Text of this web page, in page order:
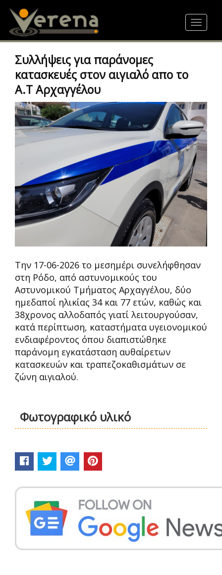
content
Toggle
Συλλήψεις για παράνομες
κατασκευές στον αιγιαλό απο το
Α.Τ Αρχαγγέλου
Την 17-06-2026 το μεσημέρι συνελήφθησαν
στη Ρόδο, από αστυνομικούς του
Αστυνομικού Τμήματος Αρχαγγέλου, δύο
ημεδαποί ηλικίας 34 και 77 ετών, καθώς και
38χρονος αλλοδαπός γιατί λειτουργούσαν,
κατά περίπτωση, καταστήματα υγειονομικού
ενδιαφέροντος όπου διαπιστώθηκε
παράνομη εγκατάσταση αυθαίρετων
κατασκευών και τραπεζοκαθισμάτων σε
ζώνη αιγιαλού.
Φωτογραφικό υλικό